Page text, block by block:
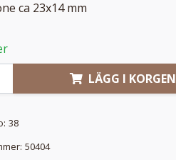
ca 23x14 mm
LÄGG I KORGEN
38
50404